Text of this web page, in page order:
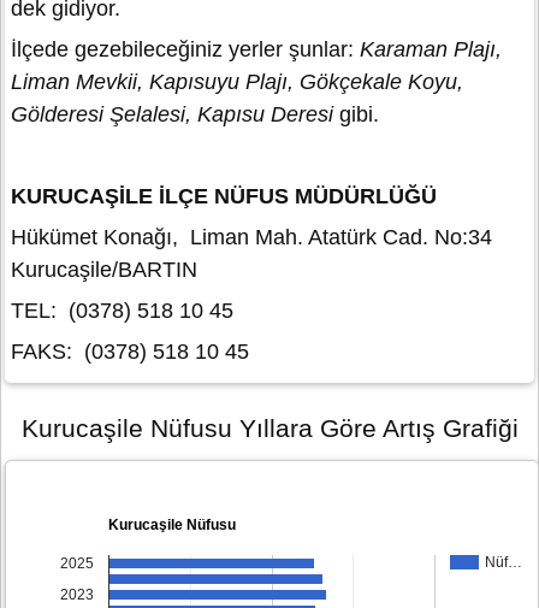
dek gidiyor.
İlçede gezebileceğiniz yerler şunlar: Karaman Plajı,
Liman Mevkii, Kapısuyu Plajı, Gökçekale Koyu,
Gölderesi Şelalesi, Kapısu Deresi gibi.
KURUCAŞİLE İLÇE NÜFUS MÜDÜRLÜĞÜ
Hükümet Konağı, Liman Mah. Atatürk Cad. No:34
Kurucaşile/BARTIN
TEL: (0378) 518 10 45
FAKS: (0378) 518 10 45
Kurucaşile Nüfusu Yıllara Göre Artış Grafiği
Kurucaşile Nüfusu
Nüf…
2025
2023